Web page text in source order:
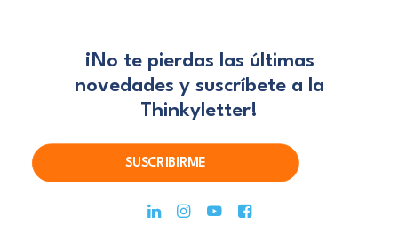
¡No te pierdas las últimas
novedades y suscríbete a la
Thinkyletter!
SUSCRIBIRME